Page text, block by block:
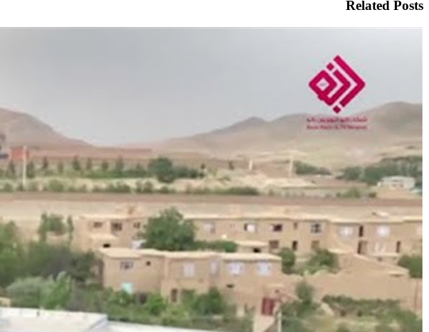
Related Posts